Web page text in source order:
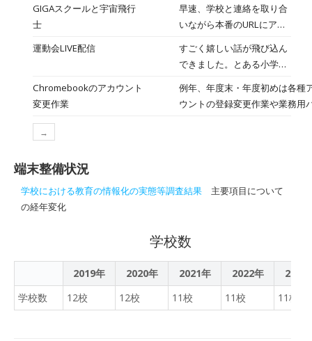
いる。各教科の授業のほ
か、授業参観、ＰＴＡ総会
の様子なども動画で配信。
各校の情報通信技術（ＩＣ
Ｔ）担当教諭が事例を報告
し合い、共有するなどし新
たな活用を模索している。
の寺子屋」を開校 2022/4
育の魅力化へ～地域におけ
る子どもの世界を拡げる日
常的な居場所をプラットフ
ォーム化する株式会社あし
たの寺子屋（本社：北海道
札幌市、代表取締役：嶋本
勇介）は、13校目となるパ
ては、人口3万人未満の市
いわれています。「あした
terakoya.com/ )は、それに
より学習機会に課題がある
とされている人口3万人未
GIGAスクールと宇宙飛行
士
早速、学校と連絡を取り合
いながら本番のURLにアク
方のChromebookではちゃ
んと動画が見れましたが、
児童用のChromebookでは
閲覧がブロックされるよう
制限付きモード」の
してあったことが原因のよ
うです。この設定を変更
し、無事に視聴できるよう
になりました。
運動会LIVE配信
すごく嬉しい話が飛び込ん
できました。とある小学校
行事のLIVE配信をお願いし
てきたのですが、今回は自
Chromebookのアカウント
変更作業
例年、年度末・年度初めは各種
ウントの登録変更作業や業務用
のアカウント設定（入学・進級
業・赴任・離任）が出てきて、
→
端末整備状況
学校における教育の情報化の実態等調査結果 主要項目について
の経年変化
学校数
2019年 2020年 2021年 2022年
2023
学校数
12校 12校 11校 11校 11校